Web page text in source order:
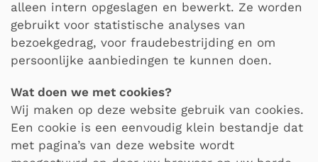
alleen intern opgeslagen en bewerkt. Ze worden
gebruikt voor statistische analyses van
bezoekgedrag, voor fraudebestrijding en om
persoonlijke aanbiedingen te kunnen doen.
Wat doen we met cookies?
Wij maken op deze website gebruik van cookies.
Een cookie is een eenvoudig klein bestandje dat
met pagina’s van deze website wordt